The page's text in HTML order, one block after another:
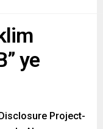
ye
Project-